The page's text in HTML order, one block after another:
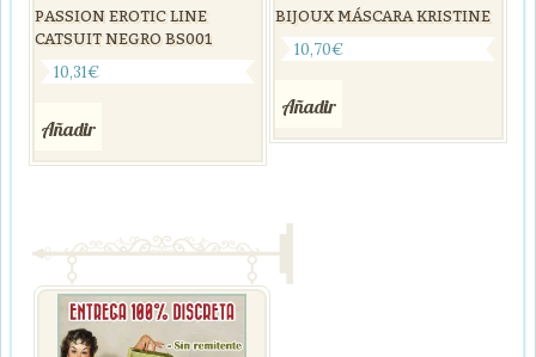
PASSION EROTIC LINE
CATSUIT NEGRO BS001
10,31€
Añadir
BIJOUX MÁSCARA KRISTINE
10,70€
Añadir